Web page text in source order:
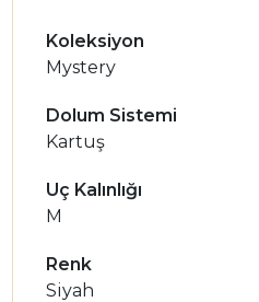
Koleksiyon
Mystery
Dolum Sistemi
Kartuş
Uç Kalınlığı
M
Renk
Siyah